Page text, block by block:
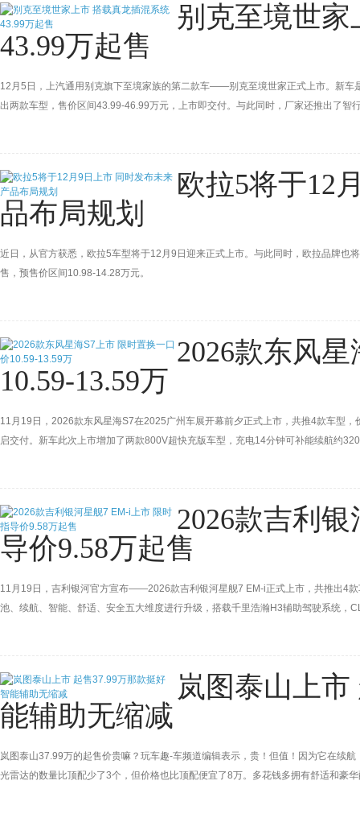
别克至境世
43.99万起售
12月5日，上汽通用别克旗下至境家族的第二款车——别克至境世家正式上市。新车
出两款车型，售价区间43.99-46.99万元，上市即交付。与此同时，厂家还推出了
欧拉5将于12
品布局规划
近日，从官方获悉，欧拉5车型将于12月9日迎来正式上市。与此同时，欧拉品牌
售，预售价区间10.98-14.28万元。
2026款东风
10.59-13.59万
11月19日，2026款东风星海S7在2025广州车展开幕前夕正式上市，共推4款车型
启交付。新车此次上市增加了两款800V超快充版车型，充电14分钟可补能续航约
2026款吉利
导价9.58万起售
11月19日，吉利银河官方宣布——2026款吉利银河星舰7 EM-i正式上市，共推出4
池、续航、智能、舒适、安全五大维度进行升级，搭载千里浩瀚H3辅助驾驶系统，
岚图泰山上市
能辅助无缩减
岚图泰山37.99万的起售价贵嘛？玩车趣-车频道编辑表示，贵！但值！因为它在续
光雷达的数量比顶配少了3个，但价格也比顶配便宜了8万。多花钱多拥有舒适和豪